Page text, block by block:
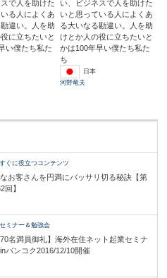
で人を助けた
る人によくあ
違い。人を助
に立ちたいと
い僕たち私た
い、ビジネスで人を助けた
いと思っている人によくあ
る大いなる勘違い。人を助
けとか人の役に立ちたいと
かは100年早い僕たち私た
ち
日本
河野竜夫
すぐに役立つコンテンツ
お客さんを円満にバッサリ切る秘訣【第
回】
セミナー＆勉強会
70名満員御礼】海外在住ネット起業セミナ
バンコク2016/12/10開催